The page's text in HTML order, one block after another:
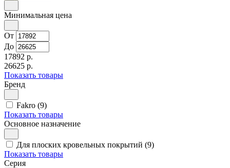
Минимальная цена
От
До
17892 р.
26625 р.
Показать товары
Бренд
Fakro (9)
Показать товары
Основное назначение
Для плоских кровельных покрытий (9)
Показать товары
Серия